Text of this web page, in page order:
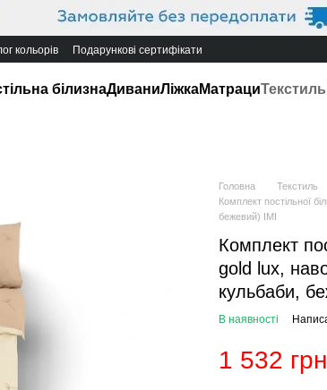
кольорів Подарункові сертифікати
білизнаДиваниЛіжкаМатрациТекстиль
Головна Текстиль
Комплект постільної
бежевий) IMI
Комплект
gold lux,
кульбаби,
В наявності
1 532 грн